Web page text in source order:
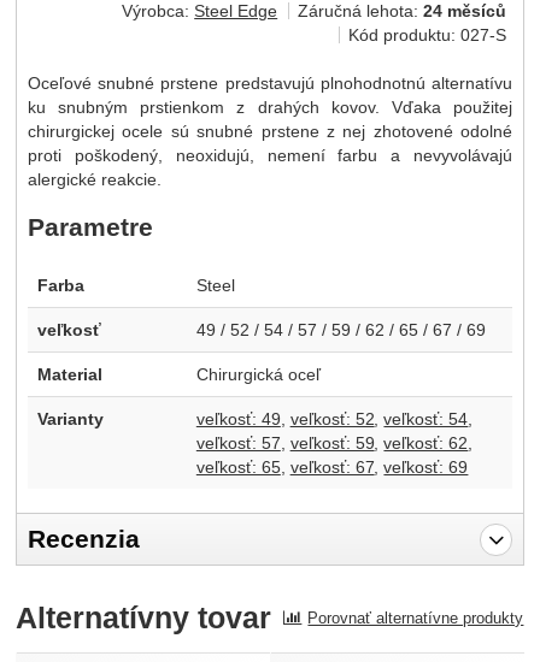
Výrobca:Steel Edge Záručná lehota:24 měsíců
Kód produktu:027-S
Oceľové snubné prstene predstavujú plnohodnotnú alternatívu
ku snubným prstienkom z drahých kovov. Vďaka použitej
chirurgickej ocele sú snubné prstene z nej zhotovené odolné
proti poškodený, neoxidujú, nemení farbu a nevyvolávajú
alergické reakcie.
Parametre
Farba Steel
veľkosť 49 / 52 / 54 / 57 / 59 / 62 / 65 / 67 / 69
Material Chirurgická oceľ
Varianty veľkosť: 49 veľkosť: 52 veľkosť: 54
veľkosť: 57 veľkosť: 59 veľkosť: 62
veľkosť: 65 veľkosť: 67 veľkosť: 69
Recenzia
Recenzia
Alternatívny tovar Porovnať alternatívne produkty